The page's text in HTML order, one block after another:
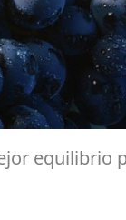
equilibrio